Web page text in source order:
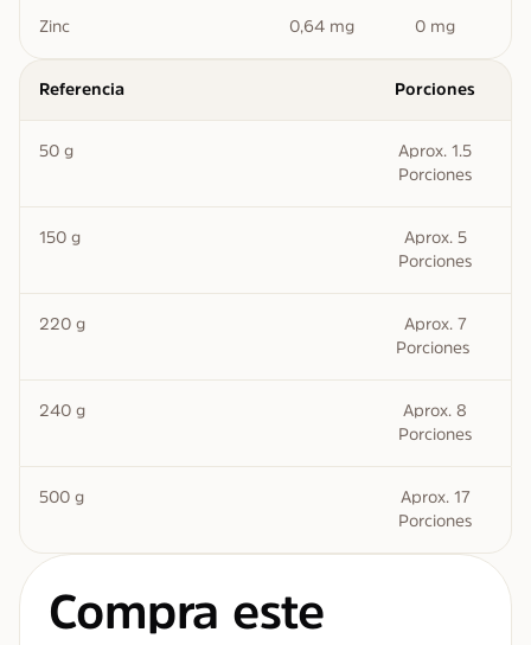
Zinc 0,64 mg 0 mg
Referencia Porciones
50 g​
Aprox. 1.5
Porciones​
150 g​
Aprox. 5
Porciones​
220 g​
Aprox. 7
Porciones ​
240 g​
Aprox. 8
Porciones​
500 g​
Aprox. 17
Porciones​
Compra este